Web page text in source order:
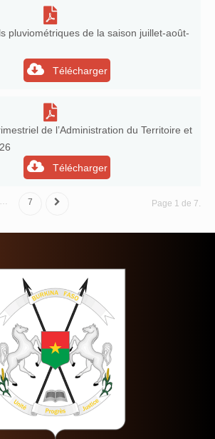
pluviométriques de la saison juillet-août-
Télécharger
de l’Administration du Territoire et
Télécharger
Page 1 de 7.
… 7